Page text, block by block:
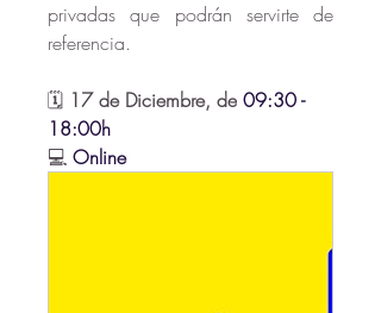
privadas que podrán servirte de
referencia.
🗓️ 17 de Diciembre, de 09:30 -
18:00h
💻 Online